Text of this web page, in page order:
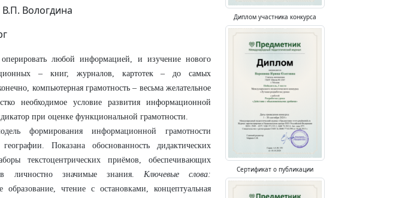
Вологдина
любой информацией, и изучение нового
– книг, журналов, картотек – до самых
компьютерная грамотность – весьма желательное
необходимое условие развития информационной
при оценке функциональной грамотности.
формирования информационной грамотности
Показана обоснованность дидактических
текстоцентрических приёмов, обеспечивающих
личностно значимые знания. Ключевые слова:
образование, чтение с остановками, концептуальная
Диплом участника конкурса
Сертификат о публикации